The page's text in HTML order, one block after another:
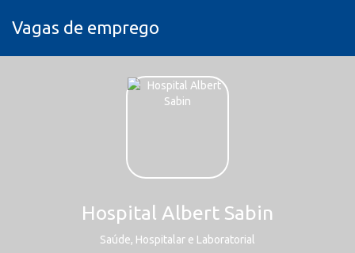
Vagas de emprego
Hospital Albert Sabin
Saúde, Hospitalar e Laboratorial